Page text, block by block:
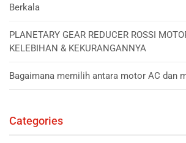
Berkala
PLANETARY GEAR REDUCER ROSSI
KELEBIHAN & KEKURANGANNYA
Bagaimana memilih antara motor AC dan
Categories